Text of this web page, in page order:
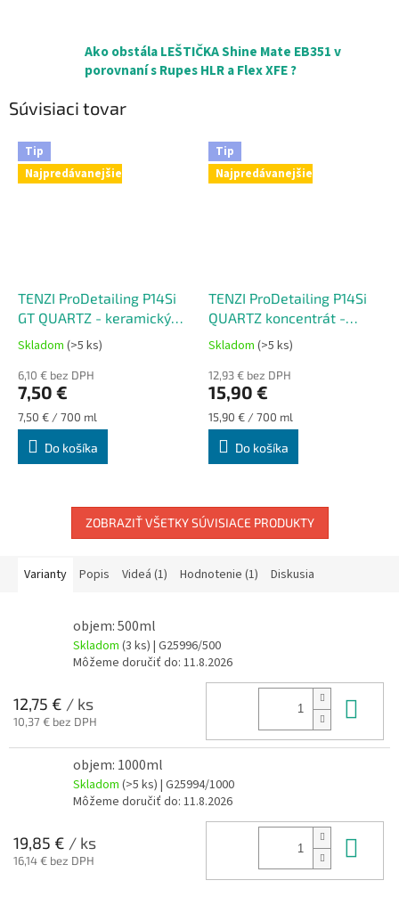
Ako obstála LEŠTIČKA Shine Mate EB351 v
porovnaní s Rupes HLR a Flex XFE ?
Súvisiaci tovar
Tip
Najpredávanejšie
TENZI ProDetailing P14Si
GT QUARTZ - keramický
sealant - rýchly
hydrofóbny účinok - na
mokré a suché karosérie
Priemerné
produktu
je
5,0
z
hviezdičiek.
Skladom (>5 ks)
6,10 € bez DPH
7,50 €
Jednotková
cena:
7,50 € / 700 ml
Do košíka
Tip
Najpredávanejšie
TENZI ProDetailing P14Si
QUARTZ koncentrát -
keramický sealant - rýchly
hydrofóbny účinok - na
mokré a suché karosérie
Priemerné
produktu
je
5,0
z
hviezdičiek.
Skladom (>5 ks)
12,93 € bez DPH
15,90 €
Jednotková
cena:
15,90 € / 700 ml
Do košíka
ZOBRAZIŤ VŠETKY SÚVISIACE PRODUKTY
Varianty Popis Videá (1) Hodnotenie (1) Diskusia
objem: 500ml
Skladom (3 ks) | G25996/500
Môžeme doručiť do: 11.8.2026
12,75 € / ks
10,37 € bez DPH
objem: 1000ml
Skladom (>5 ks) | G25994/1000
Môžeme doručiť do: 11.8.2026
19,85 € / ks
16,14 € bez DPH